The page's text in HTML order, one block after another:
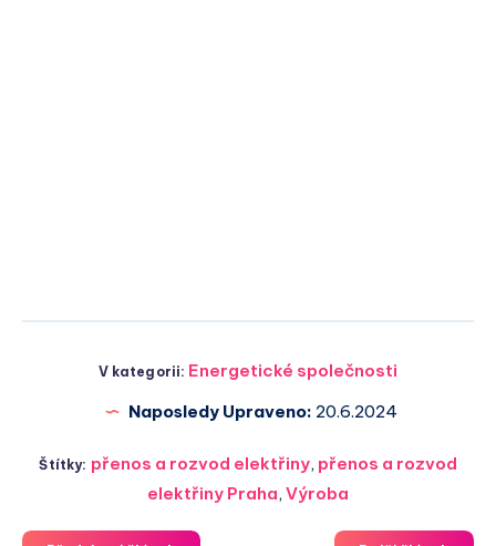
V kategorii: Energetické společnosti
Naposledy Upraveno: 20.6.2024
Štítky: přenos a rozvod elektřiny, přenos a rozvod
elektřiny Praha, Výroba